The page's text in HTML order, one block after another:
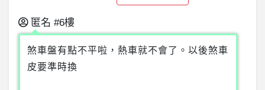
匿名 #6樓
煞車盤有點不平啦，熱車就不會了。以後煞車
皮要準時換